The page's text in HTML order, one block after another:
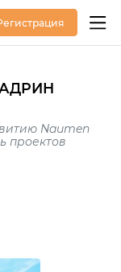
Naumen
проектов